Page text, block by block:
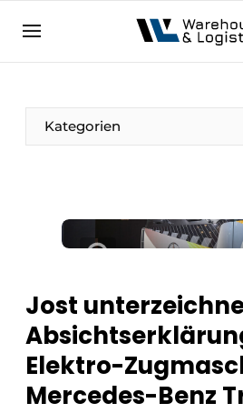
NL EN
Kategorien
Jost
Elektro-
Mercedes-Benz